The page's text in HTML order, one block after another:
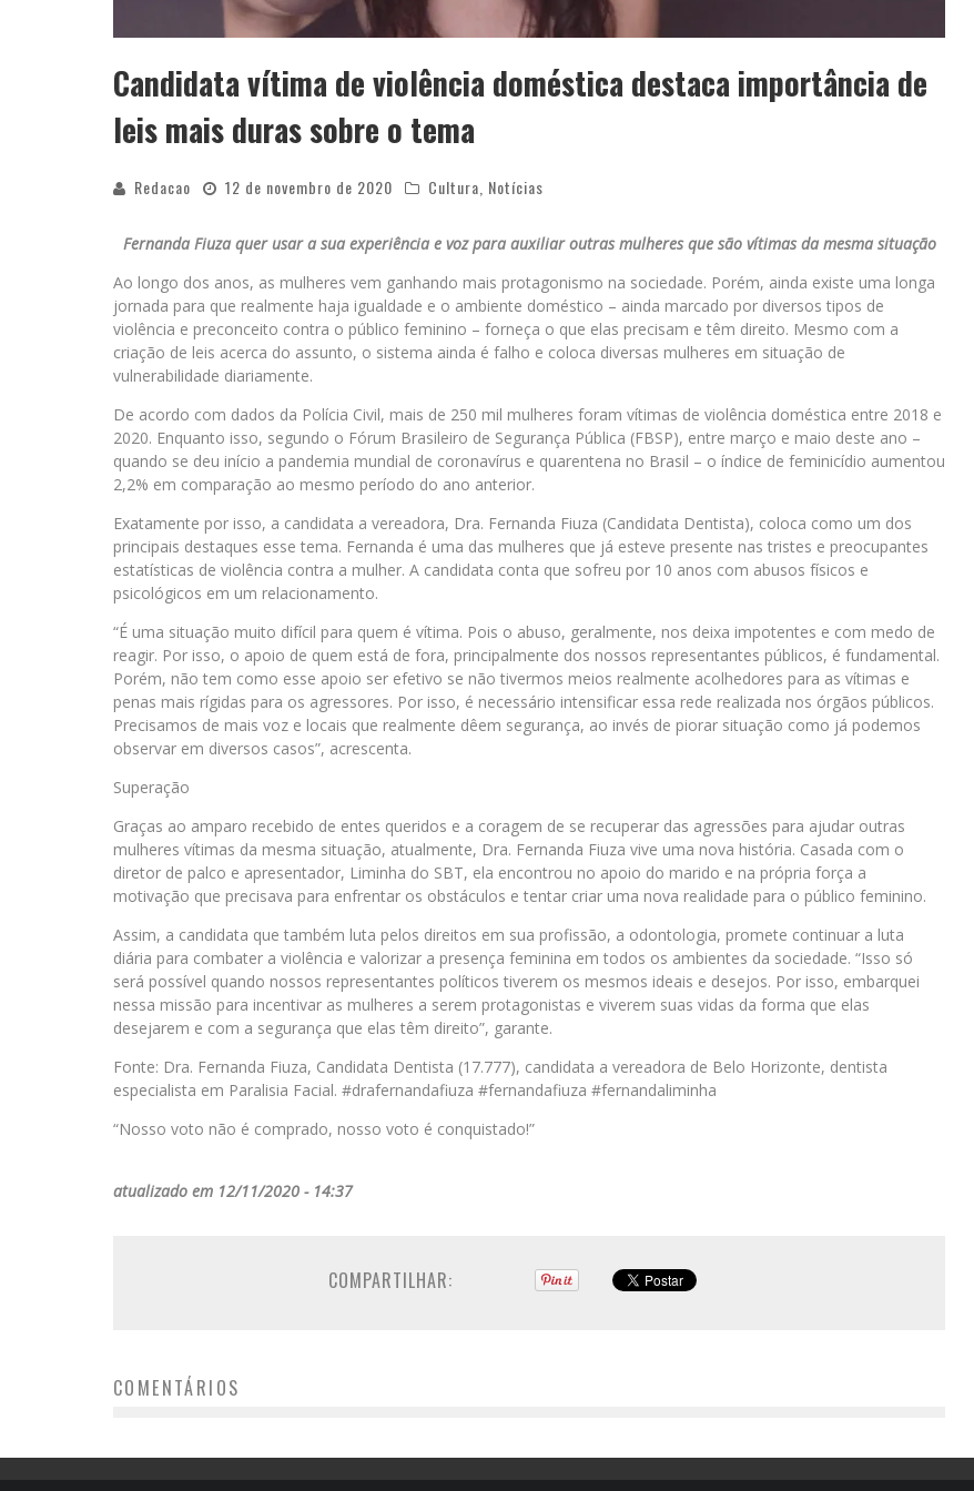
Candidata vítima de violência doméstica destaca importância de
leis mais duras sobre o tema
Redacao 12 de novembro de 2020 Cultura Notícias
Fernanda Fiuza quer usar a sua experiência e voz para auxiliar outras mulheres que são vítimas da mesma situação
Ao longo dos anos, as mulheres vem ganhando mais protagonismo na sociedade. Porém, ainda existe uma longa
jornada para que realmente haja igualdade e o ambiente doméstico – ainda marcado por diversos tipos de
violência e preconceito contra o público feminino – forneça o que elas precisam e têm direito. Mesmo com a
criação de leis acerca do assunto, o sistema ainda é falho e coloca diversas mulheres em situação de
vulnerabilidade diariamente.
De acordo com dados da Polícia Civil, mais de 250 mil mulheres foram vítimas de violência doméstica entre 2018 e
2020. Enquanto isso, segundo o Fórum Brasileiro de Segurança Pública (FBSP), entre março e maio deste ano –
quando se deu início a pandemia mundial de coronavírus e quarentena no Brasil – o índice de feminicídio aumentou
2,2% em comparação ao mesmo período do ano anterior.
Exatamente por isso, a candidata a vereadora, Dra. Fernanda Fiuza (Candidata Dentista), coloca como um dos
principais destaques esse tema. Fernanda é uma das mulheres que já esteve presente nas tristes e preocupantes
estatísticas de violência contra a mulher. A candidata conta que sofreu por 10 anos com abusos físicos e
psicológicos em um relacionamento.
“É uma situação muito difícil para quem é vítima. Pois o abuso, geralmente, nos deixa impotentes e com medo de
reagir. Por isso, o apoio de quem está de fora, principalmente dos nossos representantes públicos, é fundamental.
Porém, não tem como esse apoio ser efetivo se não tivermos meios realmente acolhedores para as vítimas e
penas mais rígidas para os agressores. Por isso, é necessário intensificar essa rede realizada nos órgãos públicos.
Precisamos de mais voz e locais que realmente dêem segurança, ao invés de piorar situação como já podemos
observar em diversos casos”, acrescenta.
Superação
Graças ao amparo recebido de entes queridos e a coragem de se recuperar das agressões para ajudar outras
mulheres vítimas da mesma situação, atualmente, Dra. Fernanda Fiuza vive uma nova história. Casada com o
diretor de palco e apresentador, Liminha do SBT, ela encontrou no apoio do marido e na própria força a
motivação que precisava para enfrentar os obstáculos e tentar criar uma nova realidade para o público feminino.
Assim, a candidata que também luta pelos direitos em sua profissão, a odontologia, promete continuar a luta
diária para combater a violência e valorizar a presença feminina em todos os ambientes da sociedade. “Isso só
será possível quando nossos representantes políticos tiverem os mesmos ideais e desejos. Por isso, embarquei
nessa missão para incentivar as mulheres a serem protagonistas e viverem suas vidas da forma que elas
desejarem e com a segurança que elas têm direito”, garante.
Fonte: Dra. Fernanda Fiuza, Candidata Dentista (17.777), candidata a vereadora de Belo Horizonte, dentista
especialista em Paralisia Facial. #drafernandafiuza #fernandafiuza #fernandaliminha
“Nosso voto não é comprado, nosso voto é conquistado!”
atualizado em 12/11/2020 - 14:37
COMPARTILHAR:
COMENTÁRIOS